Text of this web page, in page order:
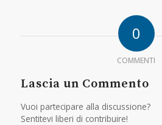
0
COMMENTI
Lascia un Commento
Vuoi partecipare alla discussione?
Sentitevi liberi di contribuire!